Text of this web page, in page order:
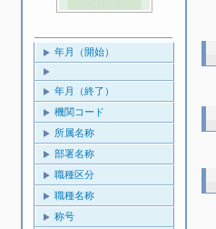
年月（開始）
年月（終了）
機関コード
所属名称
部署名称
職種区分
職種名称
称号